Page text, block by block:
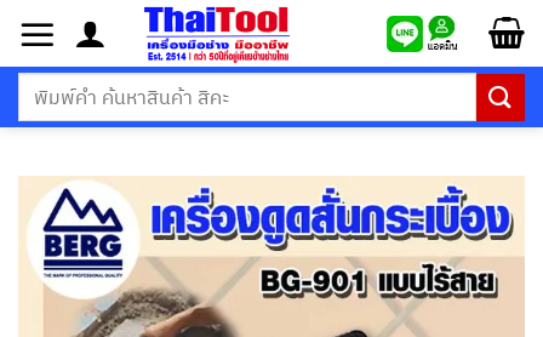
ยัง
เนื้อหา
ค้นหา: